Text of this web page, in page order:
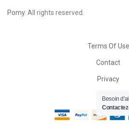
Pomy. All rights reserved.
Terms Of Use
Contact
Privacy
Retour
Besoin